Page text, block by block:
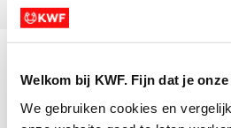
Welkom bij KWF. Fijn dat je
We gebruiken cookies en
Actiematerialen
Evenementen